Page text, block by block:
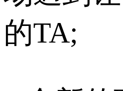
的TA;